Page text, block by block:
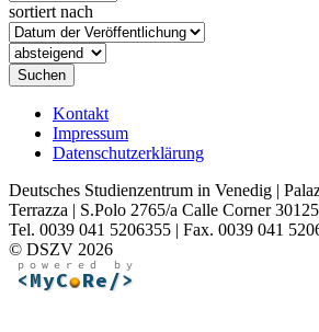
sortiert nach
Suchen
Kontakt
Impressum
Datenschutzerklärung
Deutsches Studienzentrum in Venedig |
Terrazza | S.Polo 2765/a Calle Corner
Tel. 0039 041 5206355 | Fax. 0039 041
© DSZV 2026